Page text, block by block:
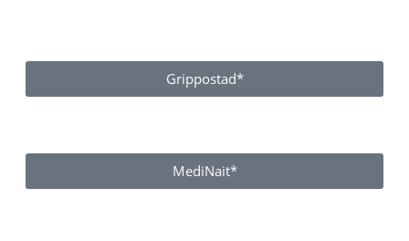
Grippostad*
MediNait*